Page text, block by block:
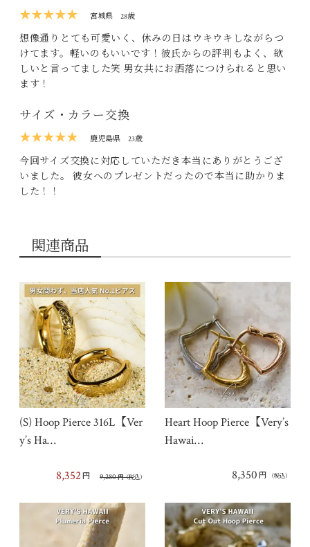
★★★★★
宮城県 28歳
想像通りとても可愛いく、休みの日はウキウキしながらつ
けてます。軽いのもいいです！彼氏からの評判もよく、欲
しいと言ってました笑 男女共にお洒落につけられると思い
ます！
サイズ・カラー交換
★★★★★
鹿児島県 23歳
今回サイズ交換に対応していただき本当にありがとうござ
いました。 彼女へのプレゼントだったので本当に助かりま
した！！
関連商品
(S) Hoop Pierce 316L【Ver
y’s Ha…
9,280円（税込）
8,352 円
Heart Hoop Pierce【Very’s
Hawai…
8,350 円 （税込）